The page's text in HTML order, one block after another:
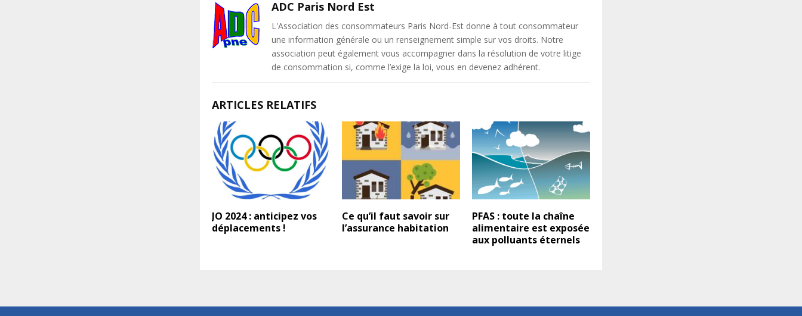
ADC Paris Nord Est
L'Association des consommateurs Paris Nord-Est donne à tout consommateur
une information générale ou un renseignement simple sur vos droits. Notre
association peut également vous accompagner dans la résolution de votre litige
de consommation si, comme l’exige la loi, vous en devenez adhérent.
ARTICLES RELATIFS
JO 2024 : anticipez vos
déplacements !
Ce qu’il faut savoir sur
l’assurance habitation
PFAS : toute la chaîne
alimentaire est exposée
aux polluants éternels